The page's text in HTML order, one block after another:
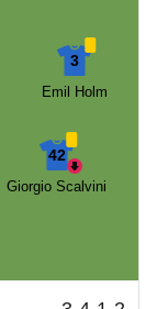
3
Emil Holm
42
Giorgio Scalvini